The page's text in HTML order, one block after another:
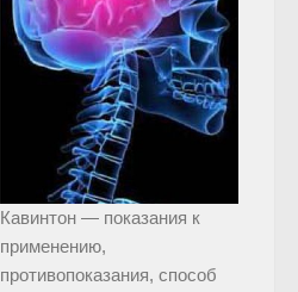
Кавинтон — показания к
применению,
противопоказания, способ